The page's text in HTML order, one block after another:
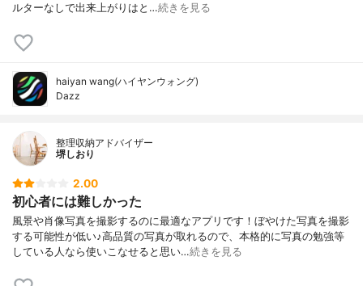
ルターなしで出来上がりはと…続きを見る
haiyan wang(ハイヤンウォング)
Dazz
整理収納アドバイザー
堺しおり
2.00
初心者には難しかった
風景や肖像写真を撮影するのに最適なアプリです！ぼやけた写真を撮影
する可能性が低い♪高品質の写真が取れるので、本格的に写真の勉強等
している人なら使いこなせると思い…続きを見る